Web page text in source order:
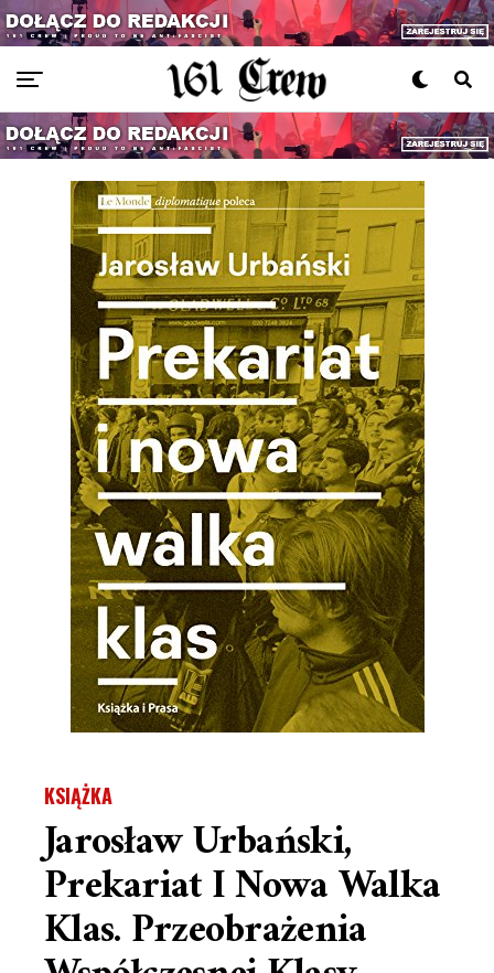
KSIĄŻKA
Jarosław Urbański,
Prekariat I Nowa Walka
Klas. Przeobrażenia